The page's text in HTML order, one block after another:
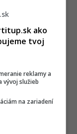
ako
tvoj
reklamy a
vývoj služieb
na zariadení